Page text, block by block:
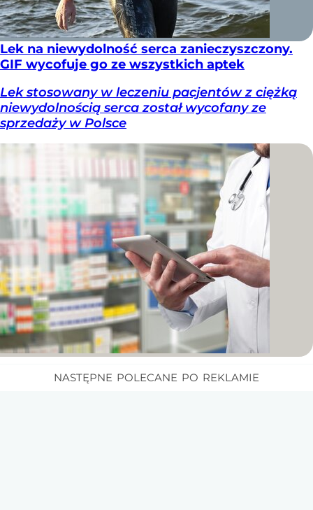
Lek na niewydolność serca zanieczyszczony.
GIF wycofuje go ze wszystkich aptek
Lek stosowany w leczeniu pacjentów z ciężką
niewydolnością serca został wycofany ze
sprzedaży w Polsce